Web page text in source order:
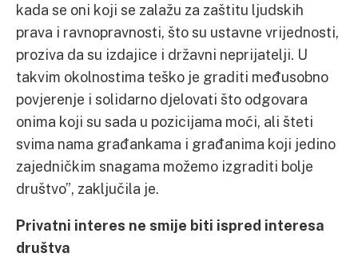
kada se oni koji se zalažu za zaštitu ljudskih
prava i ravnopravnosti, što su ustavne vrijednosti,
proziva da su izdajice i državni neprijatelji. U
takvim okolnostima teško je graditi međusobno
povjerenje i solidarno djelovati što odgovara
onima koji su sada u pozicijama moći, ali šteti
svima nama građankama i građanima koji jedino
zajedničkim snagama možemo izgraditi bolje
društvo”, zaključila je.
Privatni interes ne smije biti ispred interesa
društva